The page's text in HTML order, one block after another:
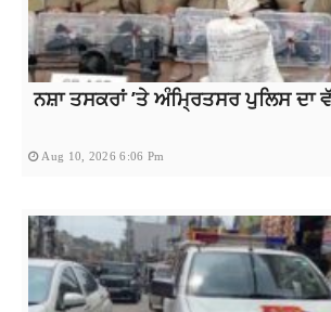
ਨਸ਼ਾ ਤਸਕਰਾਂ ’ਤੇ ਅੰਮ੍ਰਿਤਸਰ ਪੁਲਿਸ ਦਾ
Aug 10, 2026 6:06 Pm